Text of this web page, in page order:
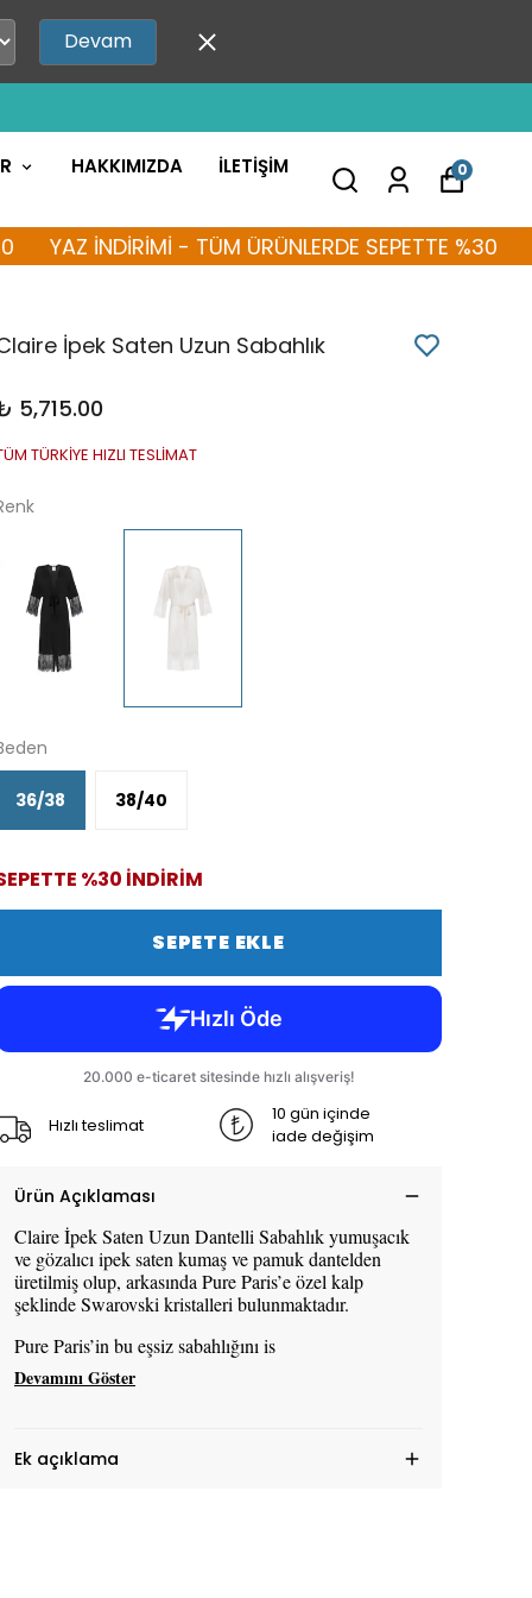
Devam
HAKKIMIZDA İLETİŞİM 0
İNDİRİMİ - TÜM ÜRÜNLERDE SEPETTE %30 YAZ
İpek Saten Uzun Sabahlık
5,715.00
TÜRKİYE HIZLI TESLİMAT
36/38 38/40
%30 İNDİRİM
SEPETE EKLE
Hızlı teslimat
10 gün içinde
iade değişim
Ürün Açıklaması
Claire İpek Saten Uzun Dantelli Sabahlık yumuşacık
ve gözalıcı ipek saten kumaş ve pamuk dantelden
üretilmiş olup, arkasında Pure Paris’e özel kalp
şeklinde Swarovski kristalleri bulunmaktadır.
Pure Paris’in bu eşsiz sabahlığını is
Devamını Göster
Ek açıklama